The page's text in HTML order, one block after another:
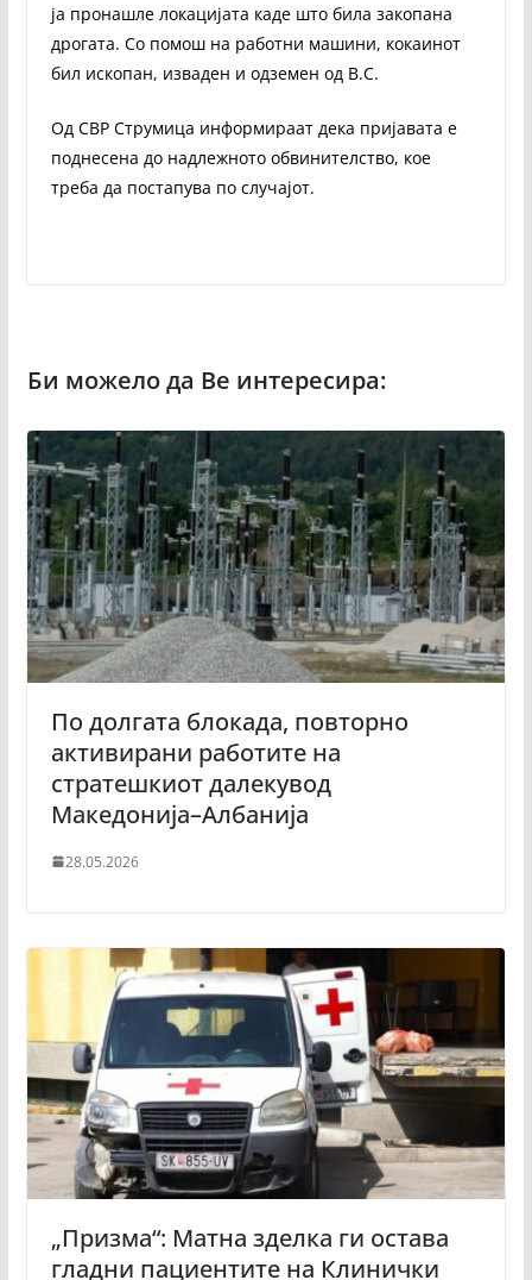
ја пронашле локацијата каде што била закопана
дрогата. Со помош на работни машини, кокаинот
бил ископан, изваден и одземен од В.С.
Од СВР Струмица информираат дека пријавата е
поднесена до надлежното обвинителство, кое
треба да постапува по случајот.
По долгата блокада, повторно
активирани работите на
стратешкиот далекувод
Македонија–Албанија
28.05.2026
„Призма“: Мaтна зделка ги остава
гладни пациентите на Клинички